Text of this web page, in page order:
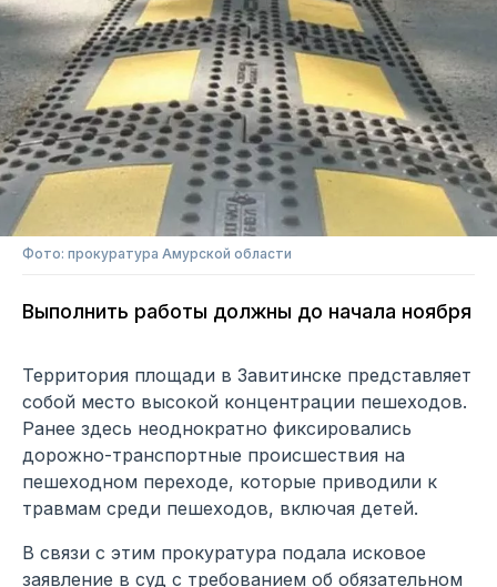
Фото: прокуратура Амурской области
Выполнить работы должны до начала ноября
Территория площади в Завитинске представляет
собой место высокой концентрации пешеходов.
Ранее здесь неоднократно фиксировались
дорожно-транспортные происшествия на
пешеходном переходе, которые приводили к
травмам среди пешеходов, включая детей.
В связи с этим прокуратура подала исковое
заявление в суд с требованием об обязательном